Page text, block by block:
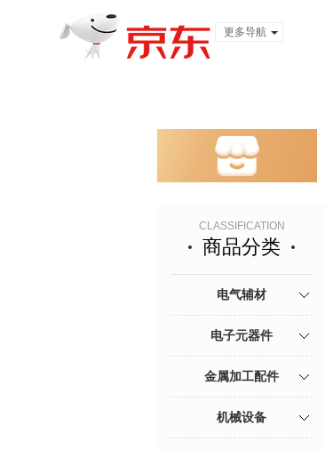
更多导航
CLASSIFICATION
商品分类
电气辅材
电子元器件
金属加工配件
机械设备